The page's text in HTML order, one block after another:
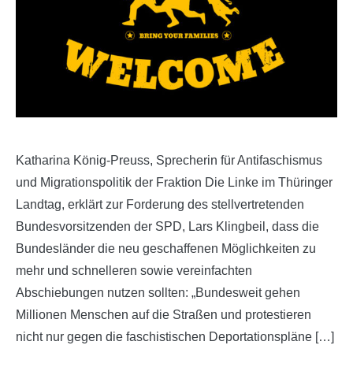
Katharina König-Preuss, Sprecherin für Antifaschismus
und Migrationspolitik der Fraktion Die Linke im Thüringer
Landtag, erklärt zur Forderung des stellvertretenden
Bundesvorsitzenden der SPD, Lars Klingbeil, dass die
Bundesländer die neu geschaffenen Möglichkeiten zu
mehr und schnelleren sowie vereinfachten
Abschiebungen nutzen sollten: „Bundesweit gehen
Millionen Menschen auf die Straßen und protestieren
nicht nur gegen die faschistischen Deportationspläne […]